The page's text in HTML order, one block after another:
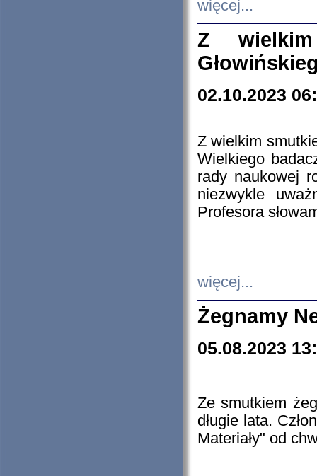
więcej...
Z
02.10.2023
Z wielkim
Wielkiego
rady naukowej
niezwykle
Profesora
więcej...
Żegnamy
05.08.2023
Ze smutkiem
długie lata.
Materiały" od